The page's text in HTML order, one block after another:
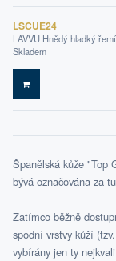
LSCUE24
LAVVU Hnědý hladký
Skladem
DO KOŠÍKU
Španělská kůže "Top
bývá označována za
Zatímco běžně
spodní vrstvy kůží
vybírány jen ty